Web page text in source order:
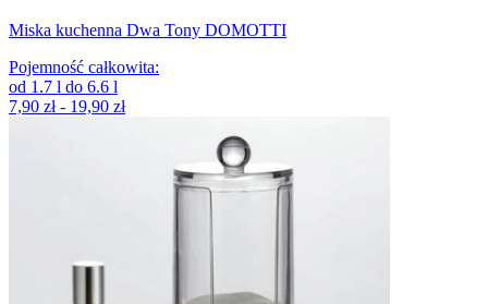
Miska kuchenna Dwa Tony DOMOTTI
Pojemność całkowita:
od 1.7 l do 6.6 l
7,90 zł - 19,90 zł